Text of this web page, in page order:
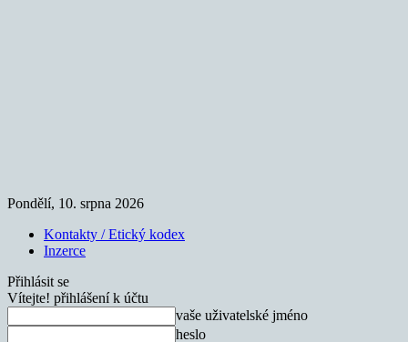
Pondělí, 10. srpna 2026
Kontakty / Etický kodex
Inzerce
Přihlásit se
Vítejte! přihlášení k účtu
vaše uživatelské jméno
heslo